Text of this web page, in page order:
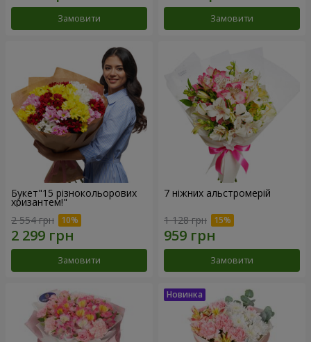
Замовити Замовити
Букет"15 різнокольорових
хризантем!"
2 554 грн
Замовити
7 ніжних альстромерій
1 128 грн
Замовити